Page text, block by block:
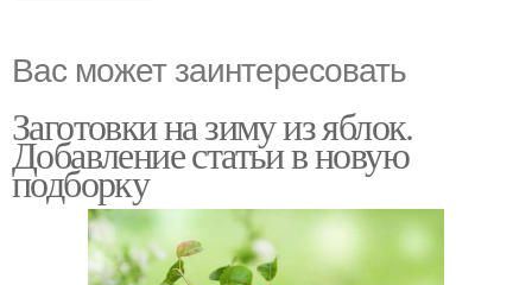
Вас может заинтересовать
Заготовки на зиму из яблок.
Добавление статьи в новую
подборку